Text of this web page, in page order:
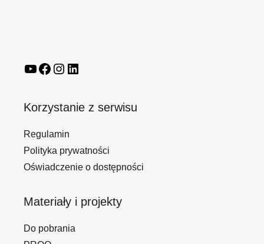
Korzystanie z serwisu
Regulamin
Polityka prywatności
Oświadczenie o dostępności
Materiały i projekty
Do pobrania